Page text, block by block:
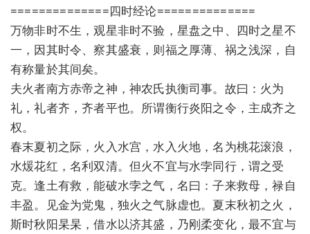
==============四时经论==============
万物非时不生，观星非时不验，星盘之中、四时之星不
一，因其时令、察其盛衰，则福之厚薄、祸之浅深，自
有称量於其间矣。
夫火者南方赤帝之神，神农氏执衡司事。故曰：火为
礼，礼者齐，齐者平也。所谓衡行炎阳之令，主成齐之
权。
春末夏初之际，火入水宫，水入火地，名为桃花滚浪，
水煖花红，名利双清。但火不宜与水孛同行，谓之受
克。逢土有救，能破水孛之气，名曰：子来救母，禄自
丰盈。见金为党鬼，独火之气脉虚也。夏末秋初之火，
斯时秋阳杲杲，借水以济其盛，乃刚柔变化，最不宜与